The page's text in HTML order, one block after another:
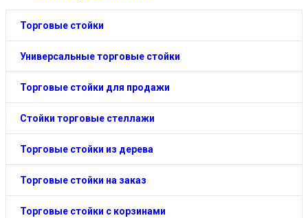
Торговые стойки
Универсальные торговые стойки
Торговые стойки для продажи
Стойки торговые стеллажи
Торговые стойки из дерева
Торговые стойки на заказ
Торговые стойки с корзинами